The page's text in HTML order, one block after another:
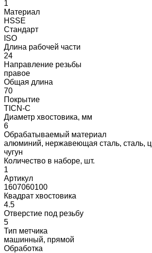
1
Материал
HSSE
Стандарт
ISO
Длина рабочей части
24
Направление резьбы
правое
Общая длина
70
Покрытие
TICN-C
Диаметр хвостовика, мм
6
Обрабатываемый материал
алюминий, нержавеющая сталь, сталь,
чугун
Количество в наборе, шт.
1
Артикул
1607060100
Квадрат хвостовика
4.5
Отверстие под резьбу
5
Тип метчика
машинный, прямой
Обработка